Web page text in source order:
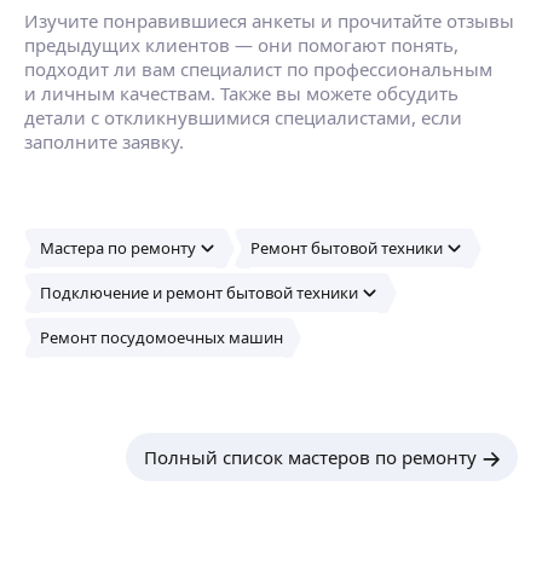
Изучите понравившиеся анкеты и прочитайте отзывы
предыдущих клиентов — они помогают понять,
подходит ли вам специалист по профессиональным
и личным качествам. Также вы можете обсудить
детали с откликнувшимися специалистами, если
заполните заявку.
Мастера по ремонту Ремонт бытовой техники
Подключение и ремонт бытовой техники
Ремонт посудомоечных машин
Полный список мастеров по ремонту